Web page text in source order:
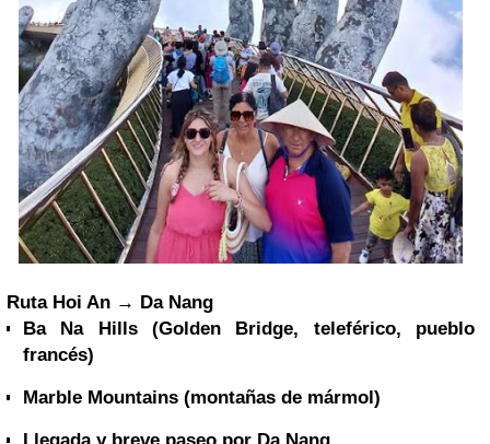
Ruta Hoi An → Da Nang
Ba Na Hills (Golden Bridge, teleférico, pueblo
francés)
Marble Mountains (montañas de mármol)